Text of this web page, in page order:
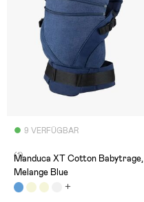
9 VERFÜGBAR
(1)
Manduca XT Cotton Babytrage,
Melange Blue